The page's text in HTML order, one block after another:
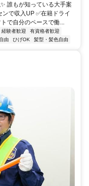
誰もが知っている大手案
で収入UP ✅在籍ドライ
で自分のペースで働...
経験者歓迎
有資格者歓迎
由 ひげOK 髪型・髪色自由